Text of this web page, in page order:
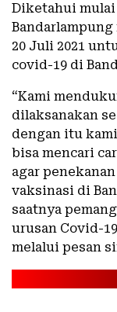
Diketahui mulai
Bandarlampung
20 Juli 2021
covid-19 di
“Kami
dilaksanakan
dengan itu
bisa mencari
agar
vaksinasi di
saatnya
urusan Covid-
melalui pesan